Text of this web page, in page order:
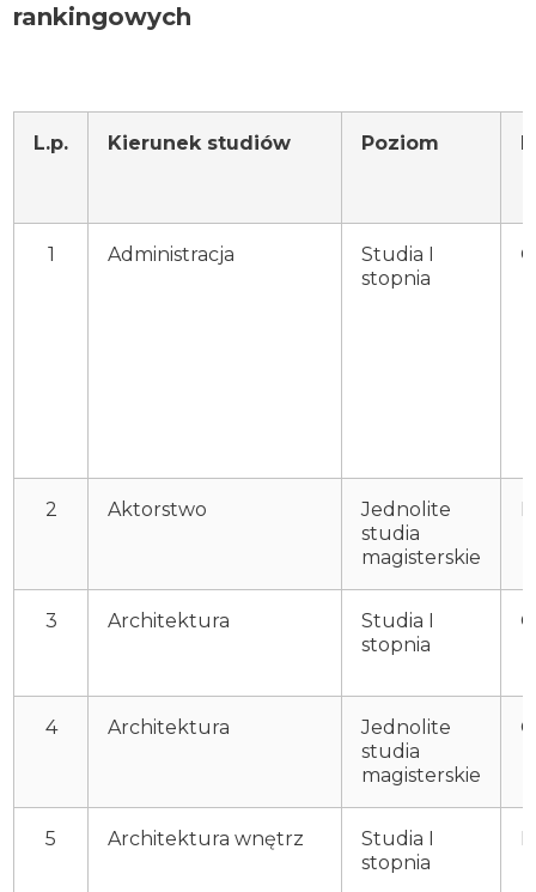
rankingowych
L.p. Kierunek studiów Poziom
1 Administracja
Studia I
stopnia
2 Aktorstwo
Jednolite
studia
magisterskie
3 Architektura
Studia I
stopnia
4 Architektura
Jednolite
studia
magisterskie
5 Architektura wnętrz
Studia I
stopnia